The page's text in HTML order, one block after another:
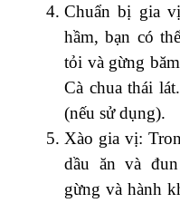
Chuẩn bị gia
hầm, bạn có
tỏi và gừng
Cà chua thái
(nếu sử dụng).
Xào gia vị:
dầu ăn và
gừng và hành